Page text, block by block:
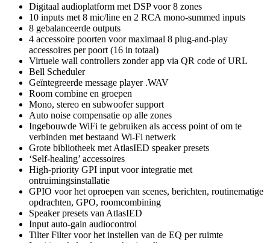
Digitaal audioplatform met DSP voor 8 zones
10 inputs met 8 mic/line en 2 RCA mono-summed inputs
8 gebalanceerde outputs
4 accessoire poorten voor maximaal 8 plug-and-play
accessoires per poort (16 in totaal)
Virtuele wall controllers zonder app via QR code of URL
Bell Scheduler
Geïntegreerde message player .WAV
Room combine en groepen
Mono, stereo en subwoofer support
Auto noise compensatie op alle zones
Ingebouwde WiFi te gebruiken als access point of om te
verbinden met bestaand Wi-Fi netwerk
Grote bibliotheek met AtlasIED speaker presets
‘Self-healing’ accessoires
High-priority GPI input voor integratie met
ontruimingsinstallatie
GPIO voor het oproepen van scenes, berichten, routinematige
opdrachten, GPO, roomcombining
Speaker presets van AtlasIED
Input auto-gain audiocontrol
Tilter Filter voor het instellen van de EQ per ruimte